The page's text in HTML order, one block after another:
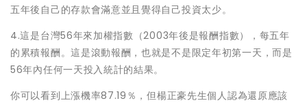
五年後自己的存款會滿意並且覺得自己投資太少。
4.這是台灣56年來加權指數（2003年後是報酬指數），每五年
的累積報酬。這是滾動報酬，也就是不是限定年初第一天，而是
56年內任何一天投入統計的結果。
你可以看到上漲機率87.19％，但楊正豪先生個人認為還原應該